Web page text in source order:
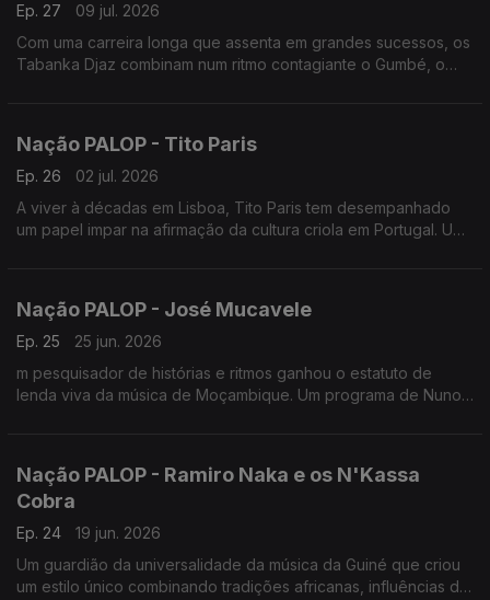
Ep. 27
09 jul. 2026
Com uma carreira longa que assenta em grandes sucessos, os
Tabanka Djaz combinam num ritmo contagiante o Gumbé, o
Nação PALOP - Tito Paris
Ep. 26
02 jul. 2026
A viver à décadas em Lisboa, Tito Paris tem desempanhado
um papel impar na afirmação da cultura criola em Portugal. Um
Nação PALOP - José Mucavele
Ep. 25
25 jun. 2026
m pesquisador de histórias e ritmos ganhou o estatuto de
lenda viva da música de Moçambique. Um programa de Nuno
Nação PALOP - Ramiro Naka e os N'Kassa
Cobra
Ep. 24
19 jun. 2026
Um guardião da universalidade da música da Guiné que criou
um estilo único combinando tradições africanas, influências do